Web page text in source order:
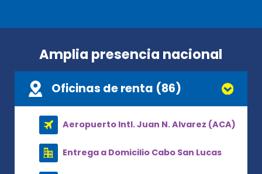
Amplia presencia nacional
Oficinas de renta (86)
Aeropuerto Intl. Juan N. Alvarez (ACA)
Entrega a Domicilio Cabo San Lucas